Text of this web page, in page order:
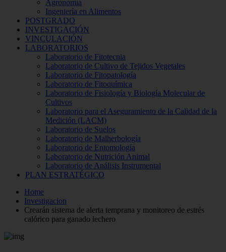
Agronomía
Ingeniería en Alimentos
POSTGRADO
INVESTIGACIÓN
VINCULACIÓN
LABORATORIOS
Laboratorio de Fitotecnia
Laboratorio de Cultivo de Tejidos Vegetales
Laboratorio de Fitopatología
Laboratorio de Fitoquímica
Laboratorio de Fisiología y Biología Molecular de
Cultivos
Laboratorio para el Aseguramiento de la Calidad de la
Medición (LACM)
Laboratorio de Suelos
Laboratorio de Malherbología
Laboratorio de Entomología
Laboratorio de Nutrición Animal
Laboratorio de Análisis Instrumental
PLAN ESTRATÉGICO
Home
Investigacion
Crearán sistema de alerta temprana y monitoreo de estrés
calórico para ganado lechero